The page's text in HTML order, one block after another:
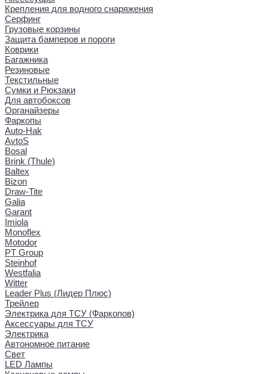
Крепления для водного снаряжения
Серфинг
Грузовые корзины
Защита бамперов и пороги
Коврики
Багажника
Резиновые
Текстильные
Сумки и Рюкзаки
Для автобоксов
Органайзеры
Фаркопы
Auto-Hak
AvtoS
Bosal
Brink (Thule)
Baltex
Bizon
Draw-Tite
Galia
Garant
Imiola
Monoflex
Motodor
PT Group
Steinhof
Westfalia
Witter
Leader Plus (Лидер Плюс)
Трейлер
Электрика для ТСУ (Фаркопов)
Аксессуары для ТСУ
Электрика
Автономное питание
Свет
LED Лампы